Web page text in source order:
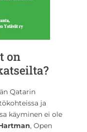
on
Qatarin
ja
käyminen ei ole
, Open